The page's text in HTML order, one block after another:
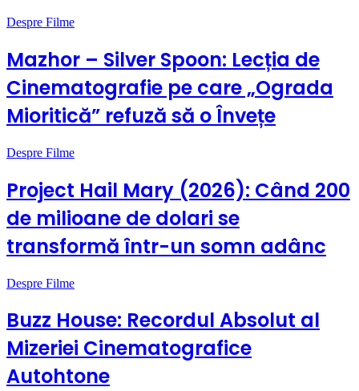
Despre Filme
Mazhor – Silver Spoon: Lecția de
Cinematografie pe care „Ograda
Mioritică” refuză să o Învețe
Despre Filme
Project Hail Mary (2026): Când 200
de milioane de dolari se
transformă într-un somn adânc
Despre Filme
Buzz House: Recordul Absolut al
Mizeriei Cinematografice
Autohtone